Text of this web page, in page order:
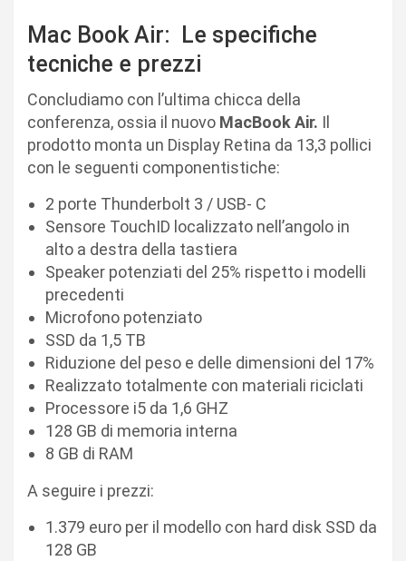
Mac Book Air: Le specifiche
tecniche e prezzi
Concludiamo con l’ultima chicca della
conferenza, ossia il nuovo MacBook Air. Il
prodotto monta un Display Retina da 13,3 pollici
con le seguenti componentistiche:
2 porte Thunderbolt 3 / USB- C
Sensore TouchID localizzato nell’angolo in
alto a destra della tastiera
Speaker potenziati del 25% rispetto i modelli
precedenti
Microfono potenziato
SSD da 1,5 TB
Riduzione del peso e delle dimensioni del 17%
Realizzato totalmente con materiali riciclati
Processore i5 da 1,6 GHZ
128 GB di memoria interna
8 GB di RAM
A seguire i prezzi:
1.379 euro per il modello con hard disk SSD da
128 GB